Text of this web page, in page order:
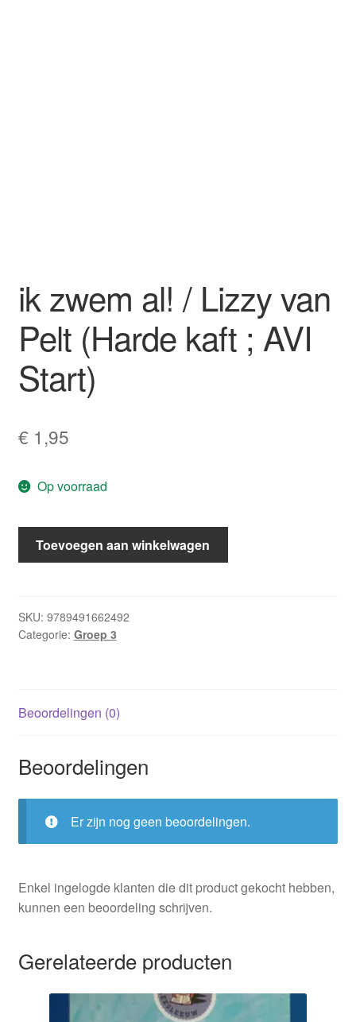
ik zwem al! / Lizzy van
Pelt (Harde kaft ; AVI
Start)
€ 1,95
Op voorraad
zwem
Lizzy
van
;
aantal
Toevoegen aan winkelwagen
SKU: 9789491662492
Categorie: Groep 3
Beoordelingen (0)
Beoordelingen
Er zijn nog geen beoordelingen.
Enkel ingelogde klanten die dit product gekocht hebben,
kunnen een beoordeling schrijven.
Gerelateerde producten